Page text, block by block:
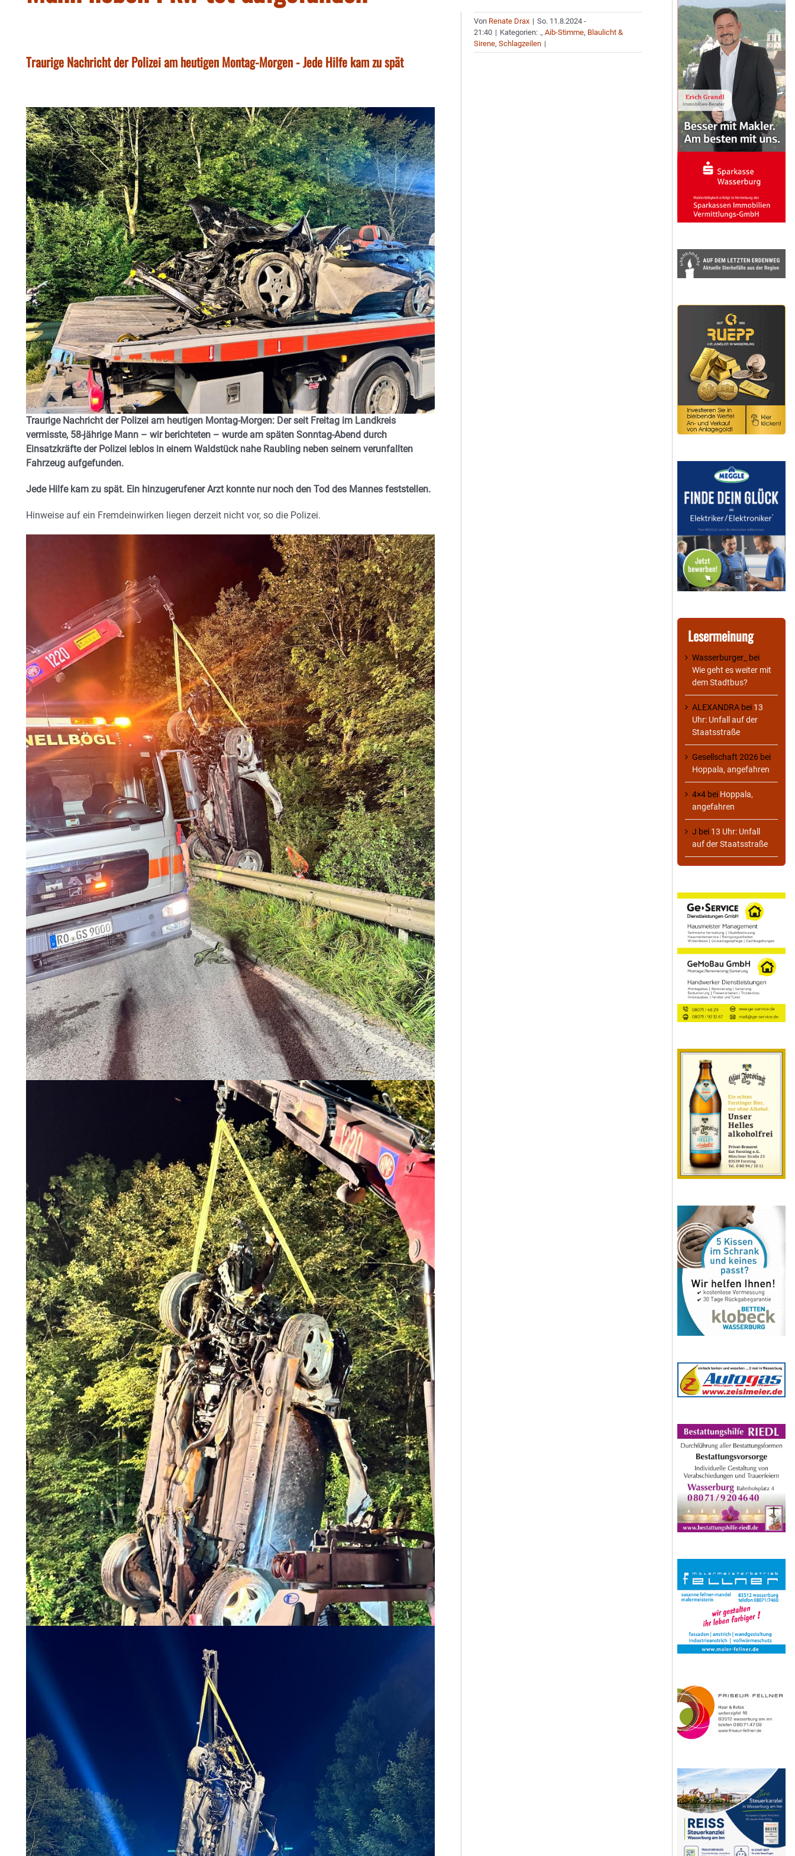
Traurige Nachricht der Polizei am heutigen Montag-Morgen - Jede Hilfe kam zu spät
Traurige Nachricht der Polizei am heutigen Montag-Morgen: Der seit Freitag im Landkreis
vermisste, 58-jährige Mann – wir berichteten – wurde am späten Sonntag-Abend durch
Einsatzkräfte der Polizei leblos in einem Waldstück nahe Raubling neben seinem verunfallten
Fahrzeug aufgefunden.
Jede Hilfe kam zu spät. Ein hinzugerufener Arzt konnte nur noch den Tod des Mannes feststellen.
Hinweise auf ein Fremdeinwirken liegen derzeit nicht vor, so die Polizei.
Von Renate Drax | So. 11.8.2024 -
21:40 | Kategorien: .,Aib-Stimme, Blaulicht &
Sirene,Schlagzeilen |
Lesermeinung
Wasserburger_
bei
Wie geht es weiter mit
dem Stadtbus?
ALEXANDRA bei 13
Uhr: Unfall auf der
Staatsstraße
Gesellschaft 2026 bei
Hoppala, angefahren
4×4 bei Hoppala,
angefahren
J bei 13 Uhr: Unfall
auf der Staatsstraße